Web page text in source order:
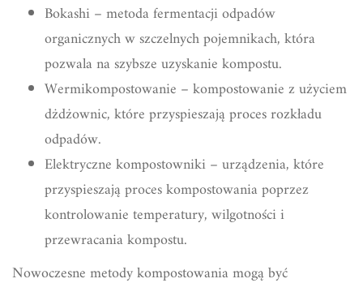
Bokashi – metoda fermentacji odpadów
organicznych w szczelnych pojemnikach, która
pozwala na szybsze uzyskanie kompostu.
Wermikompostowanie – kompostowanie z użyciem
dżdżownic, które przyspieszają proces rozkładu
odpadów.
Elektryczne kompostowniki – urządzenia, które
przyspieszają proces kompostowania poprzez
kontrolowanie temperatury, wilgotności i
przewracania kompostu.
Nowoczesne metody kompostowania mogą być